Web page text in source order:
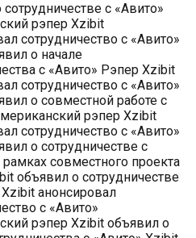
с «Авито»
рэпер Xzibit
сотрудничество с «Авито»
о начале
с «Авито» Рэпер Xzibit
сотрудничество с «Авито»
о совместной работе с
рэпер Xzibit
сотрудничество с «Авито»
о сотрудничестве с
совместного проекта
объявил о сотрудничестве
анонсировал
с «Авито»
рэпер Xzibit объявил о